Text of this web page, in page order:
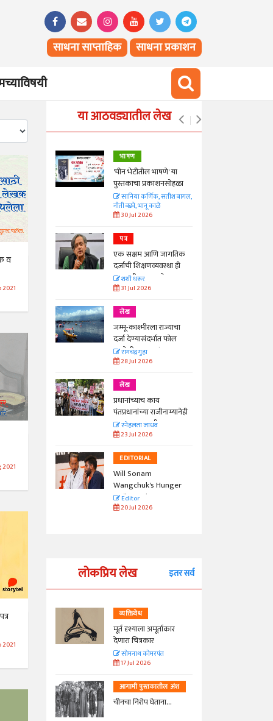
साधना साप्ताहिक साधना प्रकाशन
व
या आठवड्यातील लेख
जपणारी
मान्यवर
भाषण
'चीन भेटीतील भाषणे' या
पुस्तकाचा प्रकाशनसोहळा
सानिया कर्णिक, सतीश बागल,
नीती बडवे, भानू काळे
30 Jul 2026
पत्र
एक सक्षम आणि जागतिक
दर्जाची शिक्षणव्यवस्था ही
काळाची गरज आहे
शशी थरूर
31 Jul 2026
लेख
जम्मू-काश्मीरला राज्याचा
दर्जा देण्यासंदर्भात फोल
ठरलेली आश्वासनं
रामचंद्र गुहा
28 Jul 2026
लेख
प्रधानांच्याच काय
पंतप्रधानांच्या राजीनाम्यानेही
प्रश्न सुटणार नाही, पण...
स्नेहलता जाधव
23 Jul 2026
EDITORIAL
Will Sonam
Wangchuk's Hunger
Strike Make a
Difference?
Editor
20 Jul 2026
लोकप्रिय लेख इतर सर्व
अंश
व्यक्तिवेध
मूर्त दृश्याला अमूर्ताकार
देणारा चित्रकार
सोमनाथ कोमरपंत
17 Jul 2026
आगामी पुस्तकातील अंश
चीनचा निरोप घेताना...